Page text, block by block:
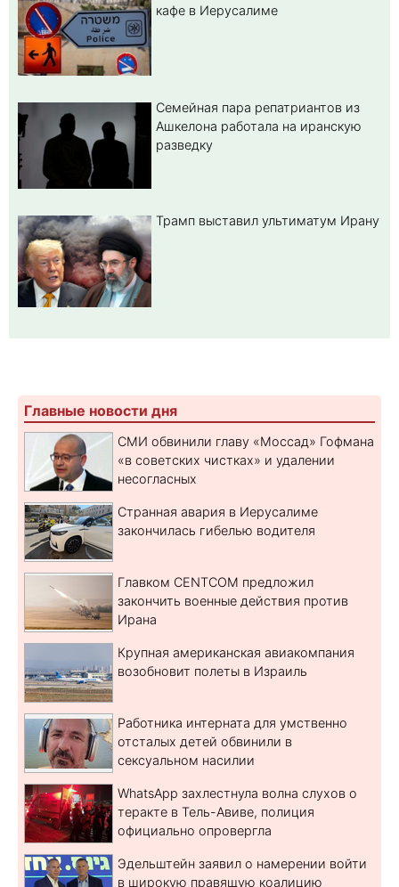
кафе в Иерусалиме
Семейная пара репатриантов из
Ашкелона работала на иранскую
разведку
Трамп выставил ультиматум Ирану
Главные новости дня
СМИ обвинили главу «Моссад» Гофмана
«в советских чистках» и удалении
несогласных
Странная авария в Иерусалиме
закончилась гибелью водителя
Главком CENTCOM предложил
закончить военные действия против
Ирана
Крупная американская авиакомпания
возобновит полеты в Израиль
Работника интерната для умственно
отсталых детей обвинили в
сексуальном насилии
WhatsApp захлестнула волна слухов о
теракте в Тель-Авиве, полиция
официально опровергла
Эдельштейн заявил о намерении войти
в широкую правящую коалицию